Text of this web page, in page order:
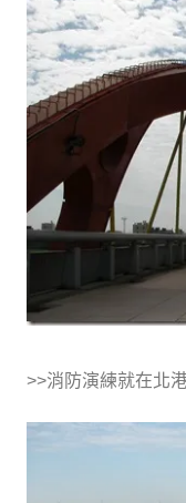
>>消防演練就在北